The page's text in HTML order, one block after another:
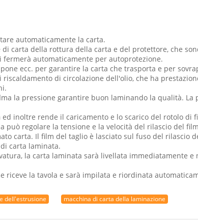
automaticamente la carta.
carta della rottura della carta e del protettore, che
fermerà automaticamente per autoprotezione.
ecc. per garantire la carta che trasporta e per
di circolazione dell'olio, che ha
la pressione garantire buon laminando la qualità. La
inoltre rende il caricamento e lo scarico del rotolo di
può regolare la tensione e la velocità del rilascio del
carta. Il film del taglio è lasciato sul fuso del rilascio
carta laminata.
la carta laminata sarà livellata immediatamente e
riceve la tavola e sarà impilata e riordinata
dell'estrusione macchina di carta della laminazione